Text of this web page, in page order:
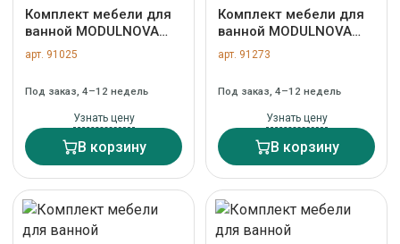
Комплект мебели для
ванной MODULNOVA
Light
арт. 91025
Под заказ, 4–12 недель
Узнать цену
В корзину
Комплект мебели для
ванной MODULNOVA
Infinity 15
арт. 91273
Под заказ, 4–12 недель
Узнать цену
В корзину